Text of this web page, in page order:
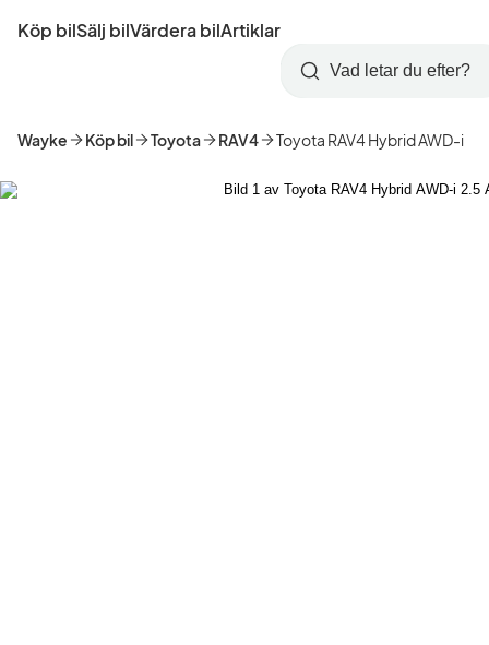
till
Startsida
Köp bilSälj bilVärdera bilArtiklar
Skapa
konto
Logga
in
Sök
Wayke Köp bil Toyota RAV4 Toyota RAV4 Hybrid AWD-i